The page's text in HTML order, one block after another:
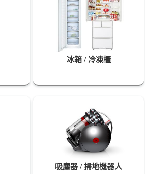
冰箱 / 冷凍櫃
吸塵器 / 掃地機器人